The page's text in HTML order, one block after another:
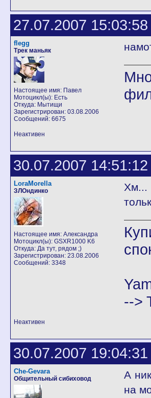
27.07.2007 15:03:58
flegg
Трек маньяк
Настоящее имя: Павел
Мотоцикл(ы): Есть
Откуда: Мытищи
Зарегистрирован: 03.08.2006
Сообщений: 6675
Неактивен
30.07.2007 14:51:12
LoraMorella
ЗЛОндинко
Настоящее имя: Александра
Мотоцикл(ы): GSXR1000 K6
Откуда: Да тут, рядом ;)
Зарегистрирован: 23.08.2006
Сообщений: 3348
Хм...
-->
Неактивен
30.07.2007 19:04:31
Che-Gevara
Общительный сибиховод
А
на